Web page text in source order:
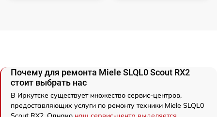
Почему для ремонта Miele SLQL0 Scout RX2
стоит выбрать нас
В Иркутске существует множество сервис-центров,
предоставляющих услуги по ремонту техники Miele SLQL0